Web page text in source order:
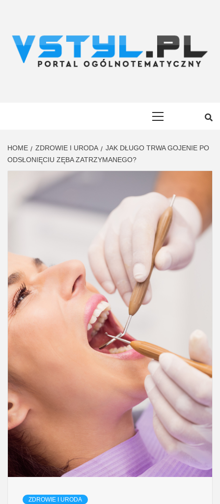
HOME ZDROWIE I URODA
JAK DŁUGO TRWA GOJENIE PO
ODSŁONIĘCIU ZĘBA ZATRZYMANEGO?
ZDROWIE I URODA